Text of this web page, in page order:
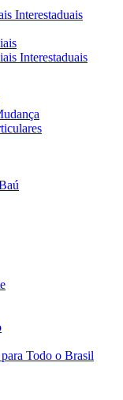
Interestaduais
Interestaduais
Todo o Brasil